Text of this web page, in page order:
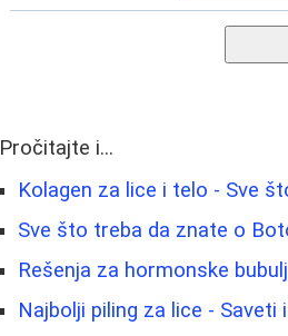
Pročitajte i...
Kolagen za lice i telo - Sve
Sve što treba da znate o
Rešenja za hormonske
Najbolji piling za lice -